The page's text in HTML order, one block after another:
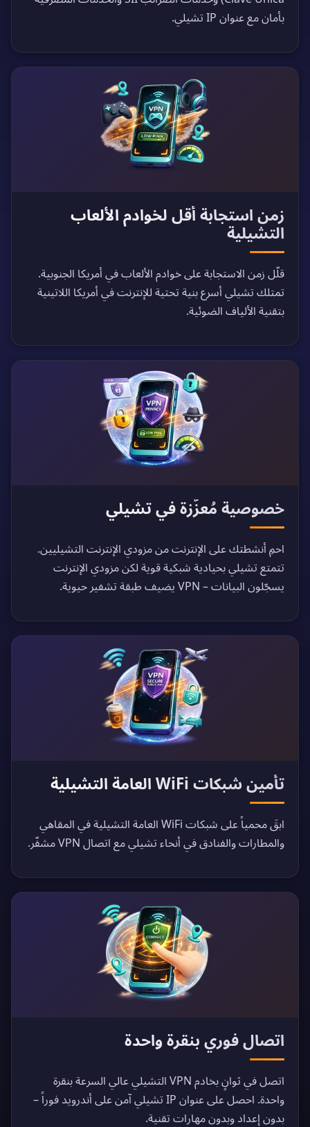
بأمان مع عنوان IP تشيلي.
زمن استجابة أقل لخوادم الألعاب
التشيلية
قلّل زمن الاستجابة على خوادم الألعاب في أمريكا الجنوبية.
تمتلك تشيلي أسرع بنية تحتية للإنترنت في أمريكا اللاتينية
بتقنية الألياف الضوئية.
خصوصية مُعزّزة في تشيلي
احمِ أنشطتك على الإنترنت من مزودي الإنترنت التشيليين.
تتمتع تشيلي بحيادية شبكية قوية لكن مزودي الإنترنت
يسجّلون البيانات – VPN يضيف طبقة تشفير حيوية.
تأمين شبكات WiFi العامة التشيلية
ابقَ محمياً على شبكات WiFi العامة التشيلية في المقاهي
والمطارات والفنادق في أنحاء تشيلي مع اتصال VPN مشفّر.
اتصال فوري بنقرة واحدة
اتصل في ثوانٍ بخادم VPN التشيلي عالي السرعة بنقرة
واحدة. احصل على عنوان IP تشيلي آمن على أندرويد فوراً –
بدون إعداد وبدون مهارات تقنية.